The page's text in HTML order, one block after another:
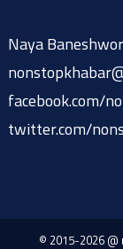
Naya
facebook.com/
twitter.com/
© 2015-2026 @